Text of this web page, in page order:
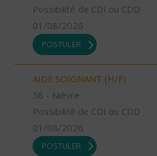
Possibilité de CDI ou CDD
01/08/2026
POSTULER
AIDE SOIGNANT (H/F)
58 - Nièvre
Possibilité de CDI ou CDD
01/08/2026
POSTULER